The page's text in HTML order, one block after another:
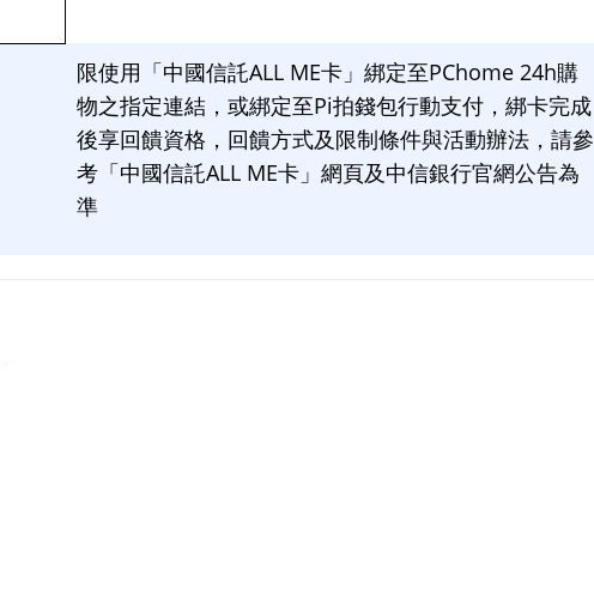
限使用「中國信託ALL ME卡」綁定至PChome 24h購
物之指定連結，或綁定至Pi拍錢包行動支付 ，綁卡完成
後享回饋資格，回饋方式及限制條件與活動辦法， 請參
考「中國信託ALL ME卡」網頁及中信銀行官網公告為
準